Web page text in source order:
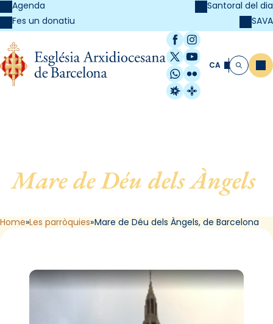
Agenda
Fes un donatiu
Santoral del dia
SAVA
Facebook
Instagram
X / Twitter
YouTube
WhatsApp
Flickr
Radio Estel
Catalunya
CA Cerca
Mare de Déu dels Àngels,
Home Les parròquies Mare de Déu dels Àngels, de Barcelona